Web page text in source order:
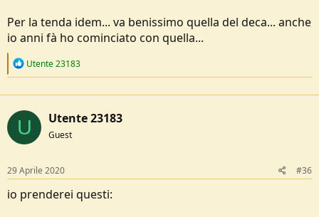
Per la tenda idem... va benissimo quella del deca... anche
io anni fà ho cominciato con quella...
R
c
t
o
n
Utente 23183
U Utente 23183
Guest
29 Aprile 2020 #36
io prenderei questi: